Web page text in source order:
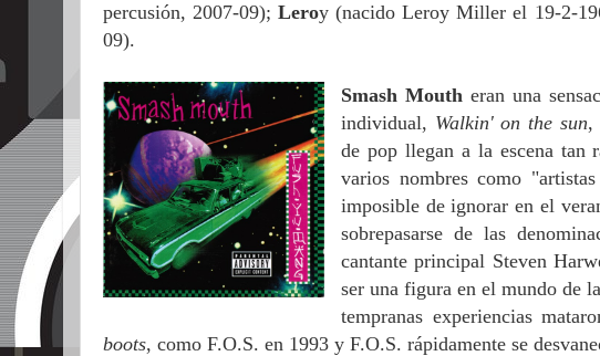
percusión, 2007-09);Leroy (nacido Leroy Miller el 19-2-
09).
Smash Moutheran una
individual, Walkin' on the sun,
de pop llegan a la escena tan
varios nombres como
imposible de ignorar en el
sobrepasarse de las
cantante principal Steven
ser una figura en el mundo de
tempranas experiencias
boots, como F.O.S. en 1993 y F.O.S. rápidamente se